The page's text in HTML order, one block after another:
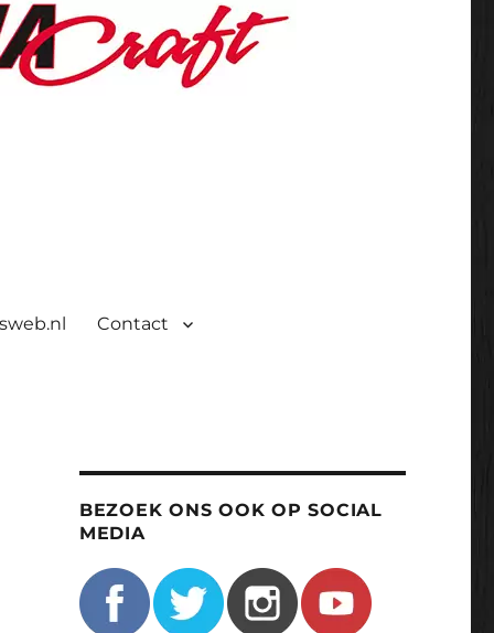
Contact
BEZOEK ONS OOK OP SOCIAL
MEDIA